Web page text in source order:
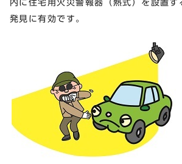
内に住宅用火災警報器（熱式）を設置す
発見に有効です。